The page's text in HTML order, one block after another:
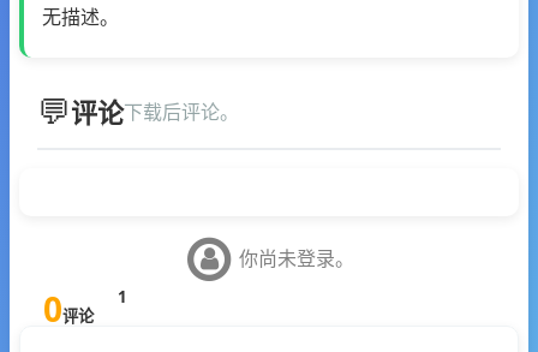
无描述。
评论下载后评论。
你尚未登录。
0评论
1